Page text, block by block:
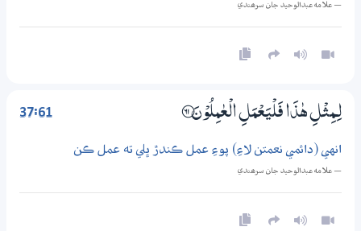
— علامه عبدالوحيد جان سرھندي
37:61 لِــمِثْلِ ھٰذَا فَلْيَعْمَلِ الْعٰمِلُوْنَ ؀61
انهي (دائمي نعمتن لاءِ) پوءِ عمل ڪندڙ ڀلي ته عمل ڪن
— علامه عبدالوحيد جان سرھندي